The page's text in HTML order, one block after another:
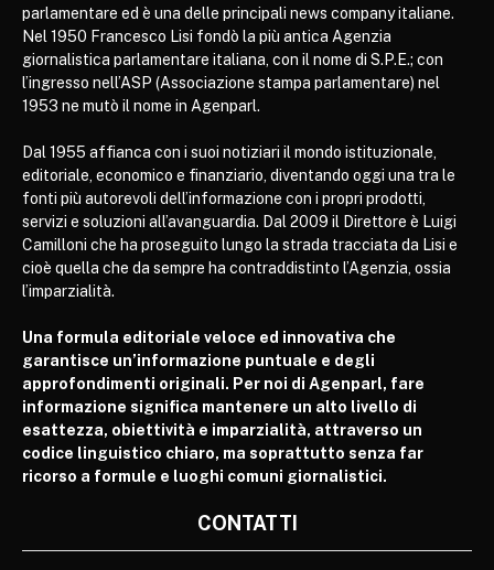
parlamentare ed è una delle principali news company italiane.
Nel 1950 Francesco Lisi fondò la più antica Agenzia
giornalistica parlamentare italiana, con il nome di S.P.E.; con
l’ingresso nell’ASP (Associazione stampa parlamentare) nel
1953 ne mutò il nome in Agenparl.
Dal 1955 affianca con i suoi notiziari il mondo istituzionale,
editoriale, economico e finanziario, diventando oggi una tra le
fonti più autorevoli dell’informazione con i propri prodotti,
servizi e soluzioni all’avanguardia. Dal 2009 il Direttore è Luigi
Camilloni che ha proseguito lungo la strada tracciata da Lisi e
cioè quella che da sempre ha contraddistinto l’Agenzia, ossia
l’imparzialità.
Una formula editoriale veloce ed innovativa che
garantisce un’informazione puntuale e degli
approfondimenti originali. Per noi di Agenparl, fare
informazione significa mantenere un alto livello di
esattezza, obiettività e imparzialità, attraverso un
codice linguistico chiaro, ma soprattutto senza far
ricorso a formule e luoghi comuni giornalistici.
CONTATTI